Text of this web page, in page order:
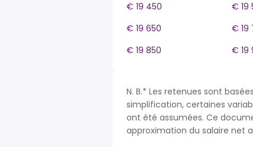
€ 19 450
€ 19
€ 19 650
€ 19
€ 19 850
€ 19
N. B.* Les retenues sont
simplification, certaines
ont été assumées. Ce
approximation du salaire net